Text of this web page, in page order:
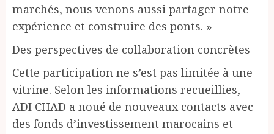
marchés, nous venons aussi partager notre
expérience et construire des ponts. »
Des perspectives de collaboration concrètes
Cette participation ne s’est pas limitée à une
vitrine. Selon les informations recueillies,
ADI CHAD a noué de nouveaux contacts avec
des fonds d’investissement marocains et